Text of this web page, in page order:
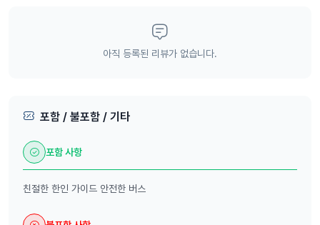
안전한 차량들로 손님들께 잊지 못할 추억을 선사하고 있습니다.
리뷰가 증명합니다! 브리즈번 지역, 모든 플랫폼 통합 독보적인 리뷰를
히피(Hippy)란 1960년대 미국에서 시작된 평화, 자유, 자연주의를 추
니다.
이 히피 문화는 바이런베이 같은 호주 해안 마을에서 자유로운 삶과 예
브리즈번과 골드코스트에서 떠나는 바이런베이 투어로 호주 동부 해안
감상하고, 드넓은 바이런베이 해변에서 시원한 파도와 따스한 햇살을 즐
아직 등록된 리뷰가 없습니다.
포함 / 불포함 / 기타
포함 사항
친절한 한인 가이드 안전한 버스